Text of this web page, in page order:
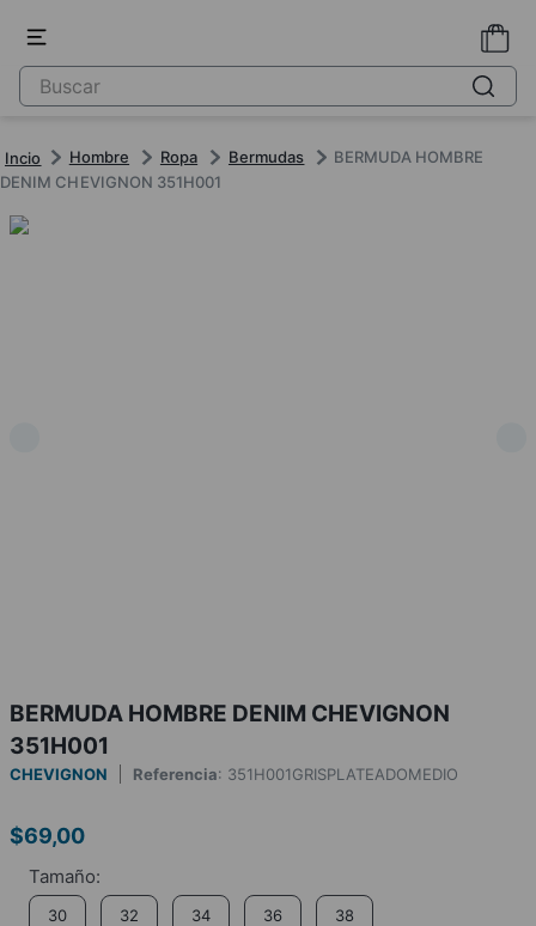
Hombre Ropa Bermudas
BERMUDA HOMBRE
DENIM CHEVIGNON 351H001
BERMUDA HOMBRE DENIM CHEVIGNON
351H001
CHEVIGNON Referencia: 351H001GRISPLATEADOMEDIO
$69,00
30 32 34 36 38